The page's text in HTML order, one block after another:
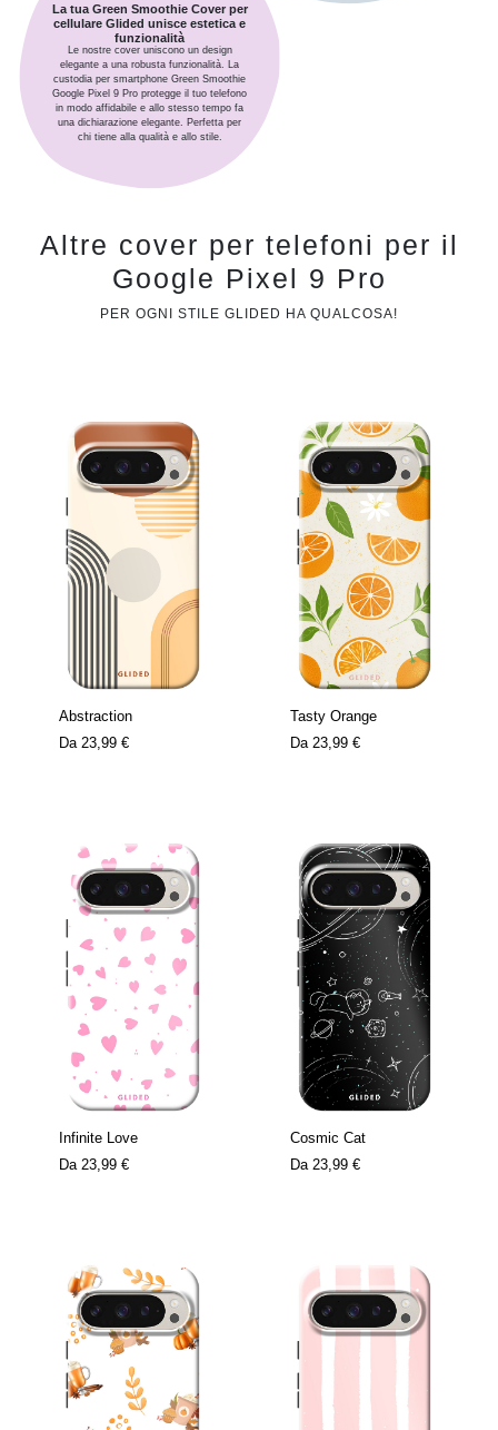
La tua Green Smoothie Cover per
cellulare Glided unisce estetica e
funzionalità
Le nostre cover uniscono un design
elegante a una robusta funzionalità. La
custodia per smartphone Green Smoothie
Google Pixel 9 Pro protegge il tuo telefono
in modo affidabile e allo stesso tempo fa
una dichiarazione elegante. Perfetta per
chi tiene alla qualità e allo stile.
Altre cover per telefoni per il
Google Pixel 9 Pro
PER OGNI STILE GLIDED HA QUALCOSA!
Abstraction
Da 23,99 €
Tasty Orange
Da 23,99 €
Infinite Love
Da 23,99 €
Cosmic Cat
Da 23,99 €